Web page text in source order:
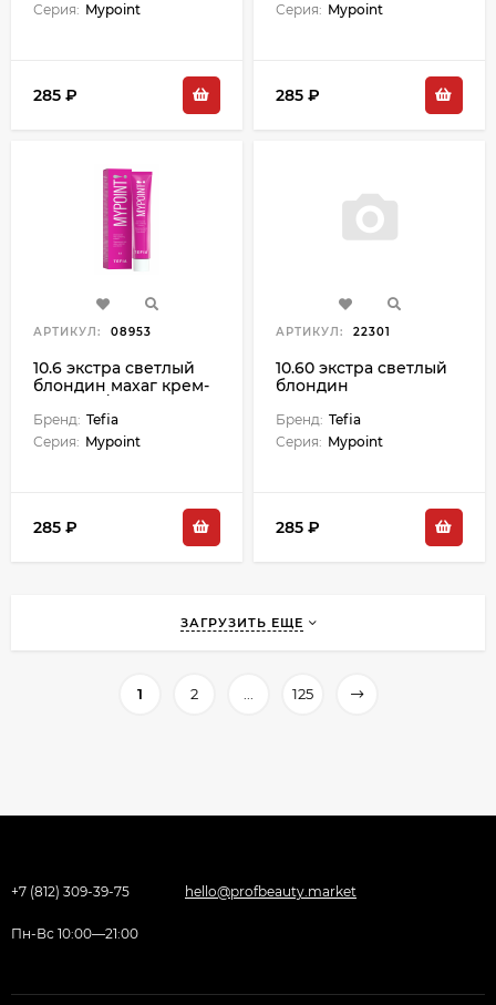
Серия: Mypoint
285 ₽
Серия: Mypoint
285 ₽
АРТИКУЛ: 08953
10.6 экстра светлый
блондин махаг крем-
Бренд: Tefia
Серия: Mypoint
285 ₽
АРТИКУЛ: 22301
10.60 экстра светлый
блондин
седых волос 60 мл
Бренд: Tefia
Серия: Mypoint
285 ₽
ЗАГРУЗИТЬ ЕЩЕ
1 2 125
+7 (812) 309-39-75 hello@profbeauty.market
Пн-Вс 10:00—21:00